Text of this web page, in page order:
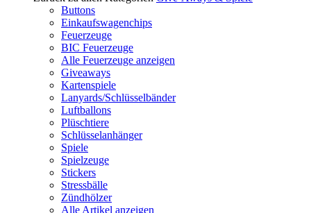
Buttons
Einkaufswagenchips
Feuerzeuge
BIC Feuerzeuge
Alle Feuerzeuge anzeigen
Giveaways
Kartenspiele
Lanyards/Schlüsselbänder
Luftballons
Plüschtiere
Schlüsselanhänger
Spiele
Spielzeuge
Stickers
Stressbälle
Zündhölzer
Alle Artikel anzeigen